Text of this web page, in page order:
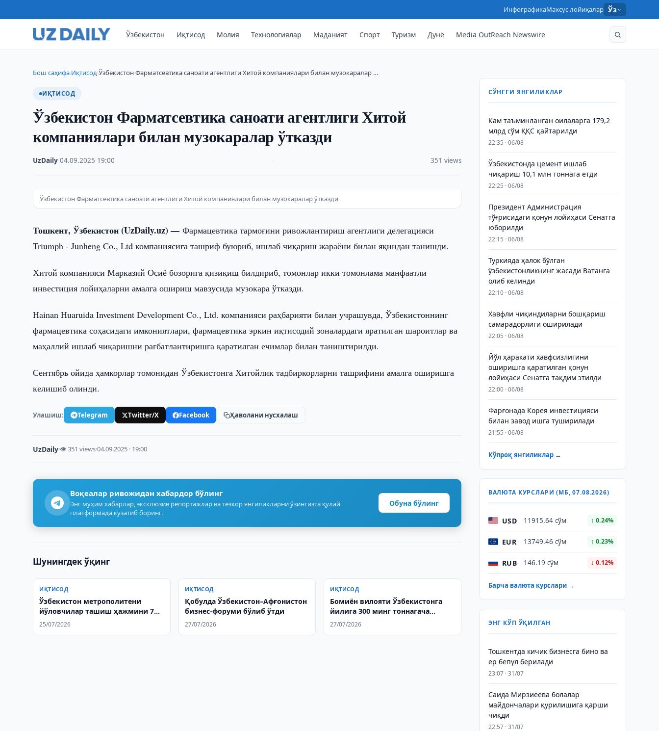
ИнфографикаМахсус лойиҳалар Ўз
Ўзбекистон Иқтисод Молия Технологиялар Маданият Спорт Туризм Дунё Media OutReach Newswire
Бош саҳифа›Иқтисод›Ўзбекистон Фарматсевтика саноати агентлиги Хитой компаниялари билан музокаралар …
ИҚТИСОД
Ўзбекистон Фарматсевтика саноати агентлиги Хитой
компаниялари билан музокаралар ўтказди
UzDaily ·04.09.2025 19:00 351 views
Ўзбекистон Фарматсевтика саноати агентлиги Хитой компаниялари билан музокаралар ўтказди
Тошкент, Ўзбекистон (UzDaily.uz) —Фармацевтика тармоғини ривожлантириш агентлиги делегацияси
Triumph - Junheng Co., Ltd компаниясига ташриф буюриб, ишлаб чиқариш жараёни билан яқиндан танишди.
Хитой компанияси Марказий Осиё бозорига қизиқиш билдириб, томонлар икки томонлама манфаатли
инвестиция лойиҳаларни амалга ошириш мавзусида музокара ўтказди.
Hainan Huaruida Investment Development Co., Ltd. компанияси раҳбарияти билан учрашувда, Ўзбекистоннинг
фармацевтика соҳасидаги имкониятлари, фармацевтика эркин иқтисодий зоналардаги яратилган шароитлар ва
маҳаллий ишлаб чиқаришни рағбатлантиришга қаратилган ечимлар билан таништирилди.
Сентябрь ойида ҳамкорлар томонидан Ўзбекистонга Хитойлик тадбиркорларни ташрифини амалга оширишга
келишиб олинди.
Улашиш: Telegram Twitter/X Facebook Ҳаволани нусхалаш
UzDaily·👁 351 views·04.09.2025 · 19:00
Воқеалар ривожидан хабардор бўлинг
Энг муҳим хабарлар, эксклюзив репортажлар ва тезкор янгиликларни ўзингизга қулай
платформада кузатиб боринг.
Обуна бўлинг
Шунингдек ўқинг
ИҚТИСОД
Ўзбекистон метрополитени
йўловчилар ташиш ҳажмини 7
фоизга оширди
25/07/2026
ИҚТИСОД
Қобулда Ўзбекистон–Афғонистон
бизнес-форуми бўлиб ўтди
27/07/2026
ИҚТИСОД
Бомиён вилояти Ўзбекистонга
йилига 300 минг тоннагача
картошка экспорт қилиши
27/07/2026
СЎНГГИ ЯНГИЛИКЛАР
Кам таъминланган оилаларга 179,2
млрд сўм ҚҚС қайтарилди
22:35 · 06/08
Ўзбекистонда цемент ишлаб
чиқариш 10,1 млн тоннага етди
22:25 · 06/08
Президент Администрация
тўғрисидаги қонун лойиҳаси Сенатга
юборилди
22:15 · 06/08
Туркияда ҳалок бўлган
ўзбекистонликнинг жасади Ватанга
олиб келинди
22:10 · 06/08
Хавфли чиқиндиларни бошқариш
самарадорлиги оширилади
22:05 · 06/08
Йўл ҳаракати хавфсизлигини
оширишга қаратилган қонун
лойиҳаси Сенатга тақдим этилди
22:00 · 06/08
Фарғонада Корея инвестицияси
билан завод ишга туширилади
21:55 · 06/08
Кўпроқ янгиликлар →
ВАЛЮТА КУРСЛАРИ (МБ, 07.08.2026)
USD 11915.64 сўм ↑ 0.24%
EUR 13749.46 сўм ↑ 0.23%
RUB 146.19 сўм ↓ 0.12%
Барча валюта курслари →
ЭНГ КЎП ЎҚИЛГАН
Тошкентда кичик бизнесга бино ва
ер бепул берилади
23:07 · 31/07
Саида Мирзиёева болалар
майдончалари қурилишига қарши
чиқди
22:57 · 31/07